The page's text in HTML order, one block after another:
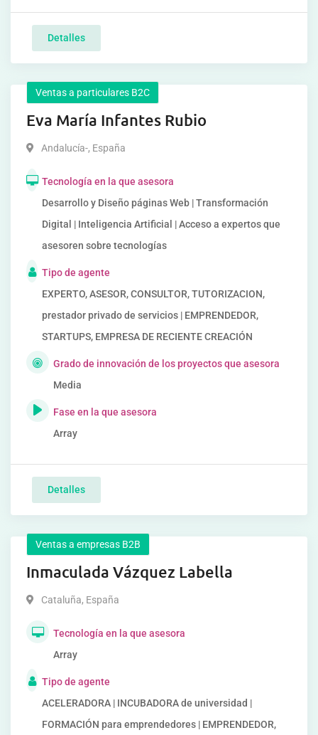
Detalles
Ventas a particulares B2C
Eva María Infantes Rubio
Andalucía-, España
Tecnología en la que asesora
Desarrollo y Diseño páginas Web | Transformación
Digital | Inteligencia Artificial | Acceso a expertos que
asesoren sobre tecnologías
Tipo de agente
EXPERTO, ASESOR, CONSULTOR, TUTORIZACION,
prestador privado de servicios | EMPRENDEDOR,
STARTUPS, EMPRESA DE RECIENTE CREACIÓN
Grado de innovación de los proyectos que asesora
Media
Fase en la que asesora
Array
Detalles
Ventas a empresas B2B
Inmaculada Vázquez Labella
Cataluña, España
Tecnología en la que asesora
Array
Tipo de agente
ACELERADORA | INCUBADORA de universidad |
FORMACIÓN para emprendedores | EMPRENDEDOR,